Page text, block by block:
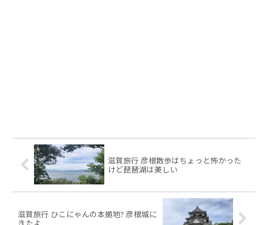
滋賀旅行 彦根散歩はちょっと怖かった
けど琵琶湖は美しい
滋賀旅行 ひこにゃんの本拠地? 彦根城に